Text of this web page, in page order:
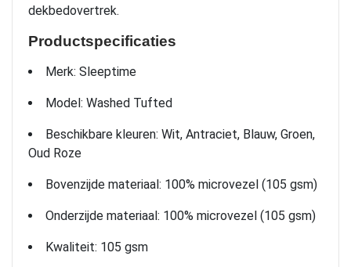
dekbedovertrek.
Productspecificaties
Merk: Sleeptime
Model: Washed Tufted
Beschikbare kleuren: Wit, Antraciet, Blauw, Groen,
Oud Roze
Bovenzijde materiaal: 100% microvezel (105 gsm)
Onderzijde materiaal: 100% microvezel (105 gsm)
Kwaliteit: 105 gsm